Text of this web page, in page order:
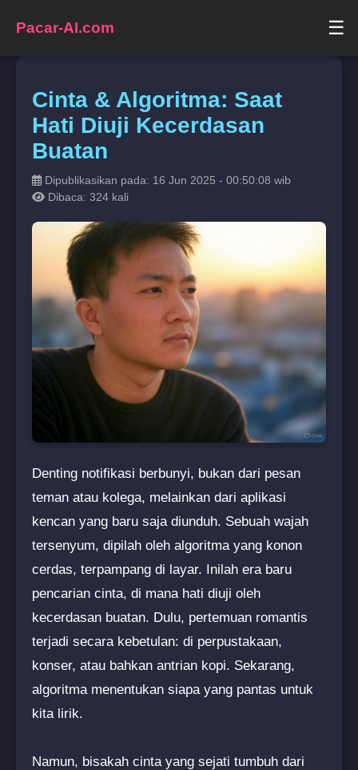
Pacar-AI.com ☰
Cinta & Algoritma: Saat
Hati Diuji Kecerdasan
Buatan
Dipublikasikan pada: 16 Jun 2025 - 00:50:08 wib
Dibaca: 324 kali
Denting notifikasi berbunyi, bukan dari pesan
teman atau kolega, melainkan dari aplikasi
kencan yang baru saja diunduh. Sebuah wajah
tersenyum, dipilah oleh algoritma yang konon
cerdas, terpampang di layar. Inilah era baru
pencarian cinta, di mana hati diuji oleh
kecerdasan buatan. Dulu, pertemuan romantis
terjadi secara kebetulan: di perpustakaan,
konser, atau bahkan antrian kopi. Sekarang,
algoritma menentukan siapa yang pantas untuk
kita lirik.
Namun, bisakah cinta yang sejati tumbuh dari